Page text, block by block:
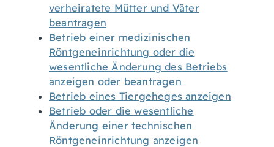
verheiratete Mütter und Väter
beantragen
Betrieb einer medizinischen
Röntgeneinrichtung oder die
wesentliche Änderung des Betriebs
anzeigen oder beantragen
Betrieb eines Tiergeheges anzeigen
Betrieb oder die wesentliche
Änderung einer technischen
Röntgeneinrichtung anzeigen